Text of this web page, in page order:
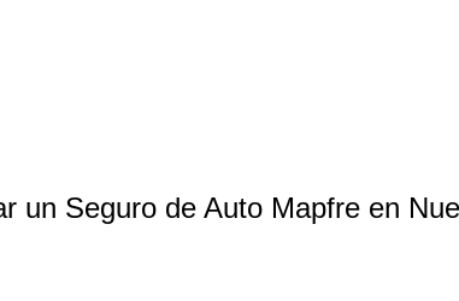
un Seguro de Auto Mapfre en